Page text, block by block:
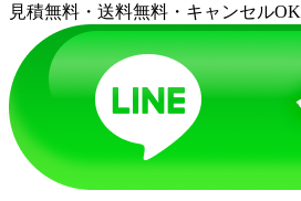
見積無料・送料無料・キャンセルOK